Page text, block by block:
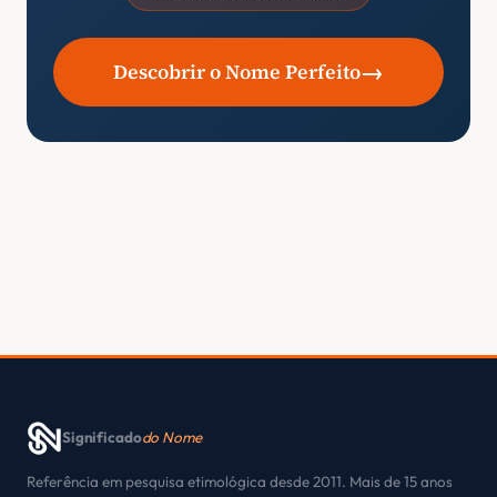
Descobrir o Nome Perfeito→
Significadodo Nome
Referência em pesquisa etimológica desde 2011. Mais de 15 anos